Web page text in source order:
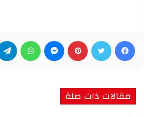
فيسبوك تويتر بينتيريست ماسنجر واتساب
مقالات ذات صلة